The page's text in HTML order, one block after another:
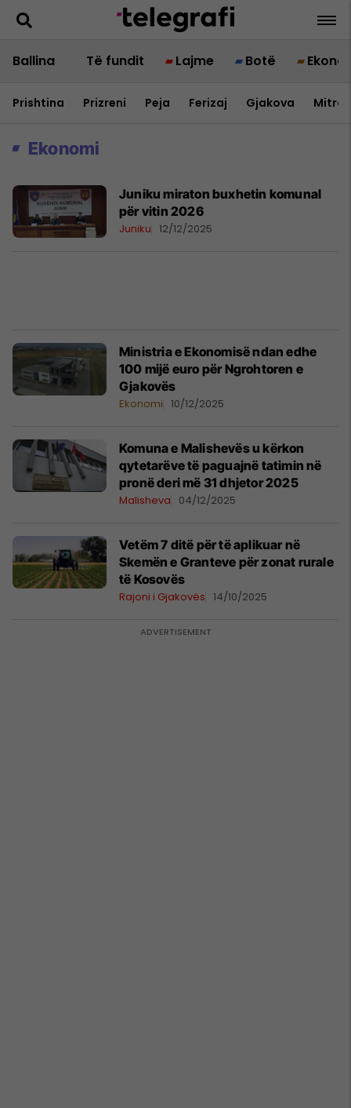
Ballina Të fundit Lajme Botë
Prishtina Prizreni Peja Ferizaj Gjakova
Ekonomi
Juniku miraton buxhetin komunal
për vitin 2026
Juniku 12/12/2025
Ministria e Ekonomisë ndan edhe
100 mijë euro për Ngrohtoren e
Gjakovës
Ekonomi 10/12/2025
Komuna e Malishevës u kërkon
qytetarëve të paguajnë tatimin në
pronë deri më 31 dhjetor 2025
Malisheva 04/12/2025
Vetëm 7 ditë për të aplikuar në
Skemën e Granteve për zonat rurale
të Kosovës
Rajoni i Gjakovës 14/10/2025